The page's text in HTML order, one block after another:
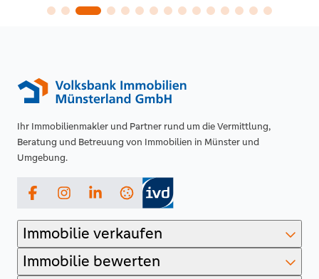
Ihr Immobilienmakler und Partner rund um die Vermittlung,
Beratung und Betreuung von Immobilien in Münster und
Umgebung.
FacebookInstagramLinkedIn
Immobilie verkaufen
Immobilie bewerten